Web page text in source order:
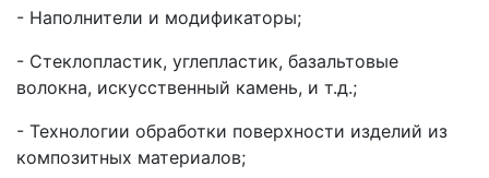
- Наполнители и модификаторы;
- Стеклопластик, углепластик, базальтовые
волокна, искусственный камень, и т.д.;
- Технологии обработки поверхности изделий из
композитных материалов;